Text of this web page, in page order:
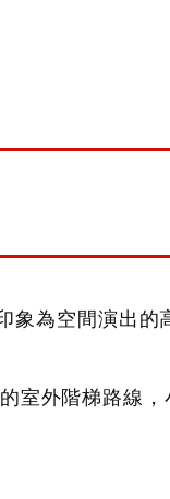
為空間演出的
室外階梯路線，